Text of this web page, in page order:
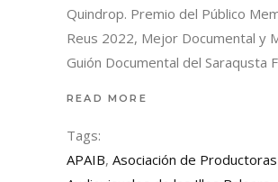
Quindrop. Premio del Público
Reus 2022, Mejor Documental y
Guión Documental del Saraqusta
READ MORE
Tags:
APAIB, Asociación de Productoras